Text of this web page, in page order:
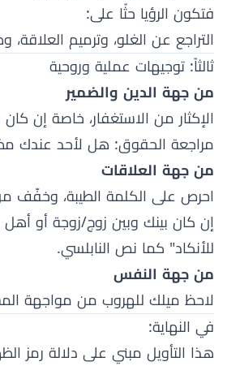
فتكون الرؤيا حثًا على:
التراجع عن الغلو، وترميم
ثالثاً: توجيهات عملية وروحية
من جهة الدين والضمير
الإكثار من الاستغفار، خاصة إن
مراجعة الحقوق: هل لأحد عندك
من جهة العلاقات
احرص على الكلمة الطيبة، وخفّف
إن كان بينك وبين زوج/زوجة أو أهل
للأنكاد" كما نص النابلسي.
من جهة النفس
لاحظ ميلك للهروب من مواجهة
في النهاية:
هذا التأويل مبني على دلالة رمز